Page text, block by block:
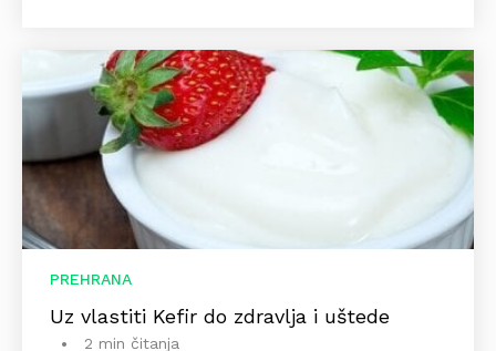
PREHRANA
Uz vlastiti Kefir do zdravlja i uštede
2 min čitanja